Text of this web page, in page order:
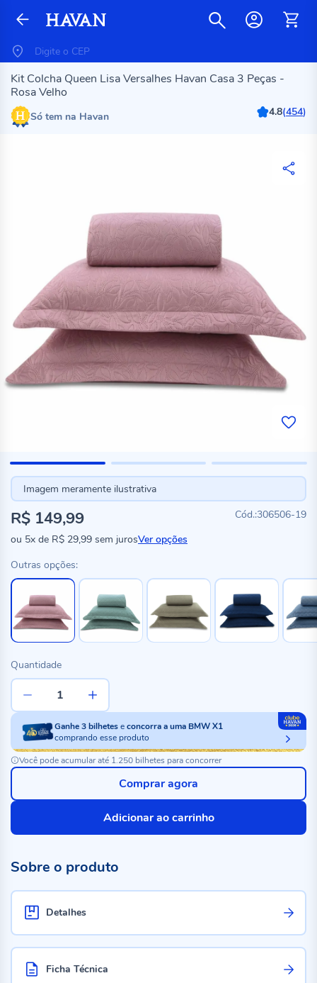
Kit Colcha Queen Lisa Versalhes Havan Casa 3 Peças -
Rosa Velho
Só tem na Havan 4.8(454)
Imagem meramente ilustrativa
306506-19
R$ 149,99
ou 5x de R$ 29,99 sem jurosVer opções
Outras opções:
Quantidade
Ganhe3bilheteseconcorra a uma BMW X1
comprando esse produto
Você pode acumular até 1.250 bilhetes para concorrer
Adicionar ao carrinho
Comprar agora
Sobre o produto
Detalhes
Ficha Técnica